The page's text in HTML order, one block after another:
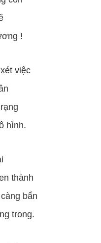
!
việc
hình.
thành
bẩn
trong.